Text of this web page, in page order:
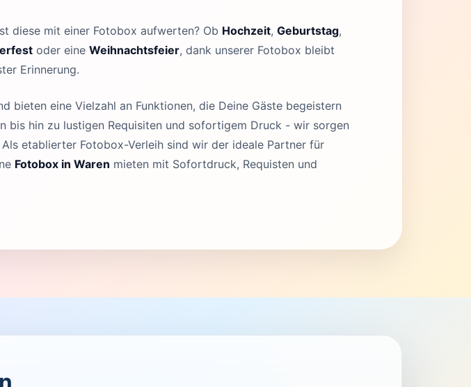
diese mit einer Fotobox aufwerten? Ob Hochzeit, Geburtstag,
oder eine Weihnachtsfeier, dank unserer Fotobox bleibt
Erinnerung.
bieten eine Vielzahl an Funktionen, die Deine Gäste begeistern
bis hin zu lustigen Requisiten und sofortigem Druck - wir sorgen
etablierter Fotobox-Verleih sind wir der ideale Partner für
Fotobox in Waren mieten mit Sofortdruck, Requisten und